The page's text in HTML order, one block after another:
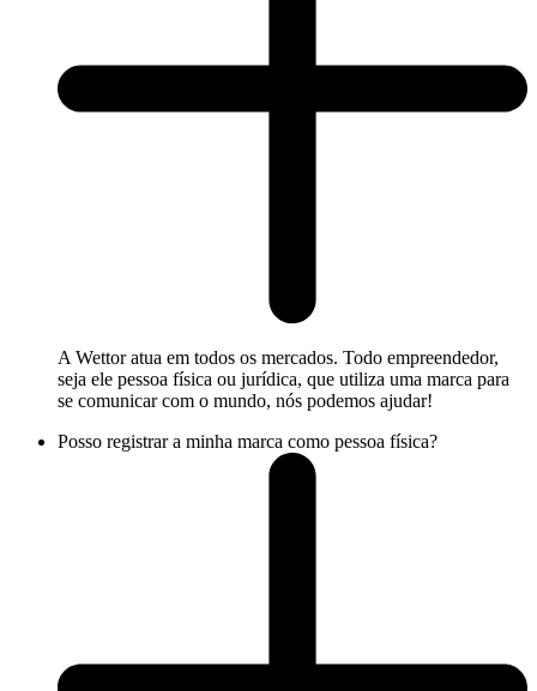
A Wettor atua em todos os mercados. Todo empreendedor,
seja ele pessoa física ou jurídica, que utiliza uma marca para
se comunicar com o mundo, nós podemos ajudar!
Posso registrar a minha marca como pessoa física?